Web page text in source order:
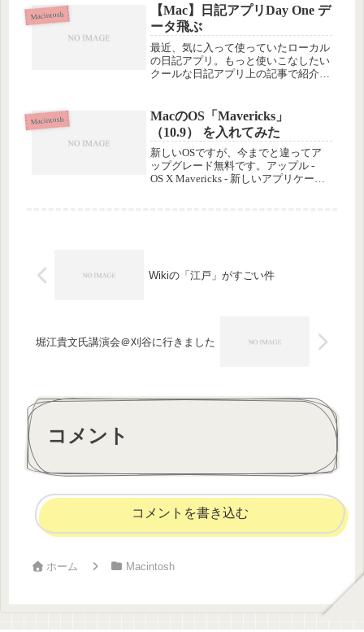
か、シンプルで直感的に使えて、そ...
Macintosh
【Mac】日記アプリDay One デ
ータ飛ぶ
最近、気に入って使っていたローカル
の日記アプリ。もっと使いこなしたい
クールな日記アプリ上の記事で紹介し
い記事を書いて保存したら、画面がぴ
かぴかっとなって保存できず。イヤ
な...
Macintosh
MacのOS「Mavericks」
（10.9） を入れてみた
新しいOSですが、今までと違ってア
ップグレード無料です。アップル -
OS X Mavericks - 新しいアプリケーシ
Wikiの「江戸」がすごい件
堀江貴文氏講演会＠刈谷に行きました
コメント
コメントを書き込む
ホーム Macintosh